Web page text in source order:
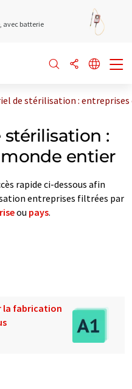
avec batterie
de stérilisation : entreprises
:
entier
rapide ci-dessous afin
entreprises filtrées par
ou pays.
la fabrication